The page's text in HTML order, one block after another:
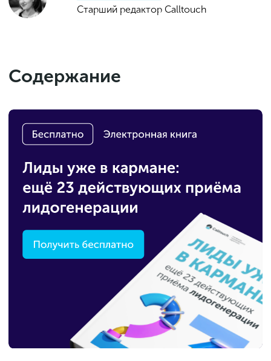
Старший редактор Calltouch
Содержание